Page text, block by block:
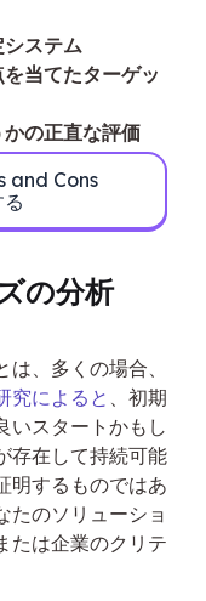
ステム
当てたターゲッ
の正直な評価
and Cons
の分析
、多くの場合、
究によると
、初期
いスタートかもし
存在して持続可能
明するものではあ
たのソリューショ
たは企業のクリテ